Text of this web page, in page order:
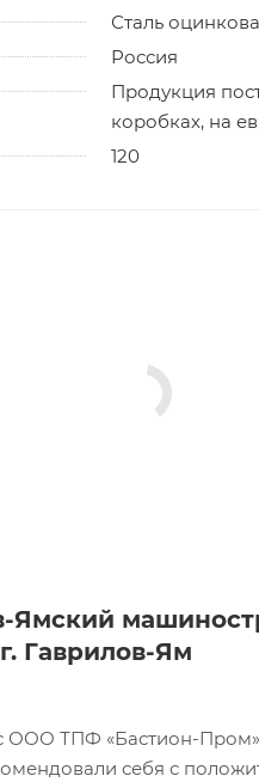
Сталь
Россия
Продукция
коробках, на
120
Ямский
Гаврилов-Ям
ООО ТПФ «Бастион-Пром»
себя с